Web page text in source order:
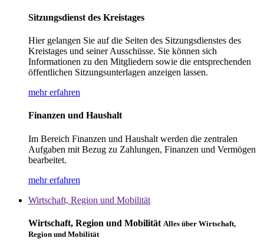
Sitzungsdienst des Kreistages
Hier gelangen Sie auf die Seiten des Sitzungsdienstes des
Kreistages und seiner Ausschüsse. Sie können sich
Informationen zu den Mitgliedern sowie die entsprechenden
öffentlichen Sitzungsunterlagen anzeigen lassen.
mehr erfahren
Finanzen und Haushalt
Im Bereich Finanzen und Haushalt werden die zentralen
Aufgaben mit Bezug zu Zahlungen, Finanzen und Vermögen
bearbeitet.
mehr erfahren
Wirtschaft, Region und Mobilität
Wirtschaft, Region und Mobilität Alles über Wirtschaft,
Region und Mobilität